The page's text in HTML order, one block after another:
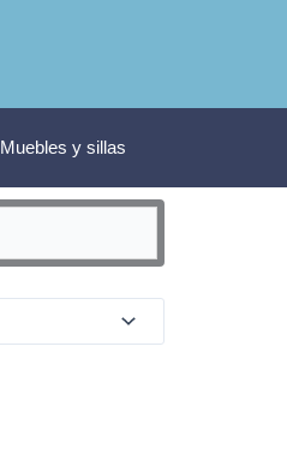
Muebles y sillas